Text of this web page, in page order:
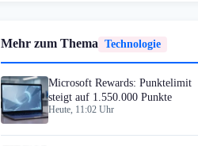
Mehr zum Thema Technologie
Microsoft Rewards: Punktelimit
steigt auf 1.550.000 Punkte
Heute, 11:02 Uhr